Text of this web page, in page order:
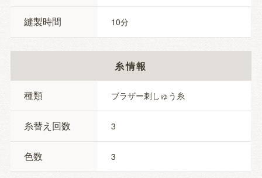
縫製時間 10
糸情報
種類 ブラザー刺しゅう糸
糸替え回数 3
色数 3